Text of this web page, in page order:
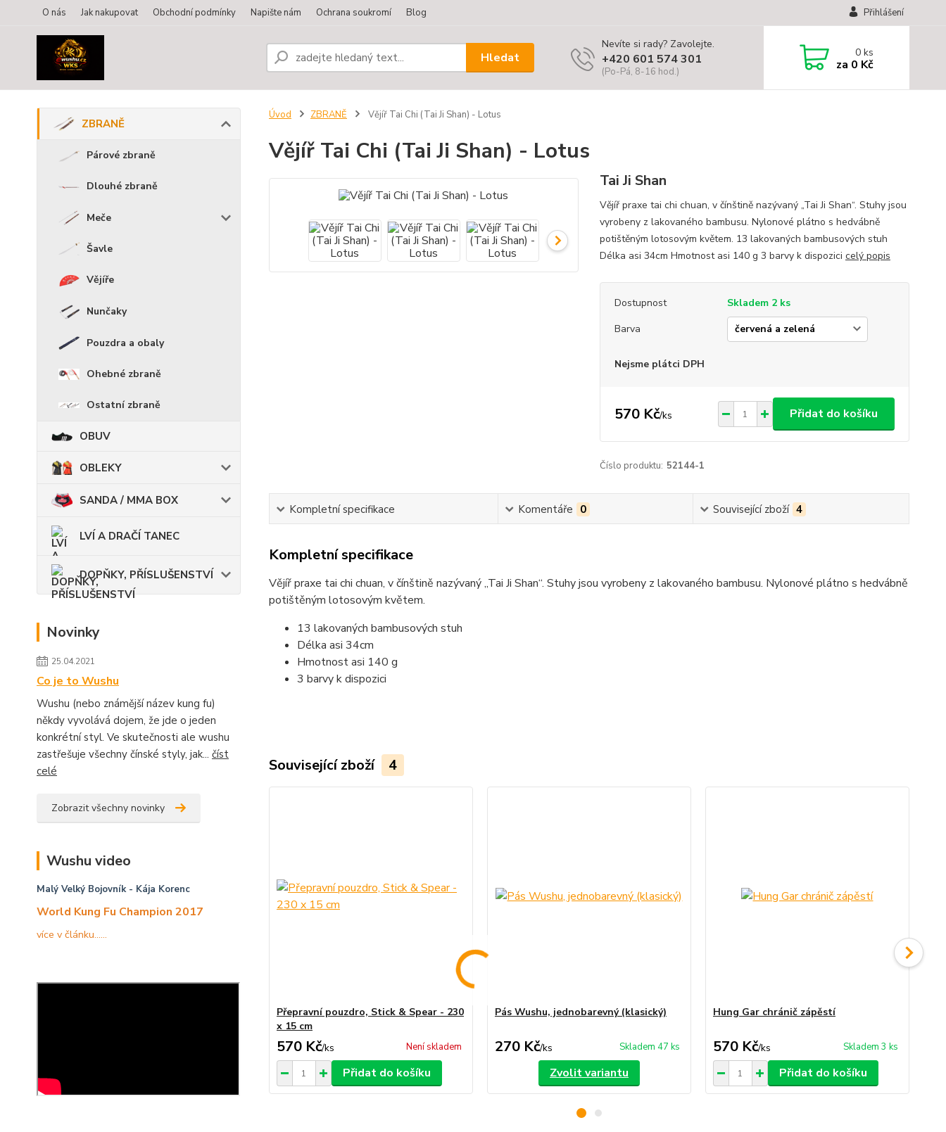
O nás Jak nakupovat Obchodní podmínky Napište nám Ochrana soukromí Blog Přihlášení
Hledat
Nevíte si rady? Zavolejte.
+420 601 574 301
(Po-Pá, 8-16 hod.)
0ks
za 0 Kč
ZBRANĚ
Párové zbraně
Dlouhé zbraně
Meče
Šavle
Vějíře
Nunčaky
Pouzdra a obaly
Ohebné zbraně
Ostatní zbraně
OBUV
OBLEKY
SANDA / MMA BOX
LVÍ A DRAČÍ TANEC
DOPŇKY, PŘÍSLUŠENSTVÍ
Novinky
25.04.2021
Co je to Wushu
Wushu (nebo známější název kung fu)
někdy vyvolává dojem, že jde o jeden
konkrétní styl. Ve skutečnosti ale wushu
zastřešuje všechny čínské styly, jak... číst
celé
Zobrazit všechny novinky
Wushu video
Malý Velký Bojovník- Kája Korenc
World Kung Fu Champion 2017
více v článku......
Úvod ZBRANĚ Vějíř Tai Chi (Tai Ji Shan) - Lotus
Vějíř Tai Chi (Tai Ji Shan) - Lotus
Tai Ji Shan
Vějíř praxe tai chi chuan, v čínštině nazývaný „Tai Ji Shan“. Stuhy jsou
vyrobeny z lakovaného bambusu. Nylonové plátno s hedvábně
potištěným lotosovým květem. 13 lakovaných bambusových stuh
Délka asi 34cm Hmotnost asi 140 g 3 barvy k dispozici celý popis
Dostupnost
Skladem 2 ks
Barva
Nejsme plátci DPH
570 Kč/ks Přidat do košíku
Číslo produktu: 52144-1
Kompletní specifikace Komentáře 0 Související zboží 4
Kompletní specifikace
Vějíř praxe tai chi chuan, v čínštině nazývaný „Tai Ji Shan“. Stuhy jsou vyrobeny z lakovaného bambusu. Nylonové plátno s hedvábně
potištěným lotosovým květem.
13 lakovaných bambusových stuh
Délka asi 34cm
Hmotnost asi 140 g
3 barvy k dispozici
Související zboží 4
Přepravní pouzdro, Stick & Spear - 230
x 15 cm
570 Kč/ks Není skladem
Přidat do košíku
Pás Wushu, jednobarevný (klasický)
270 Kč/ks Skladem 47 ks
Zvolit variantu
Hung Gar chránič zápěstí
570 Kč/ks Skladem 3 ks
Přidat do košíku